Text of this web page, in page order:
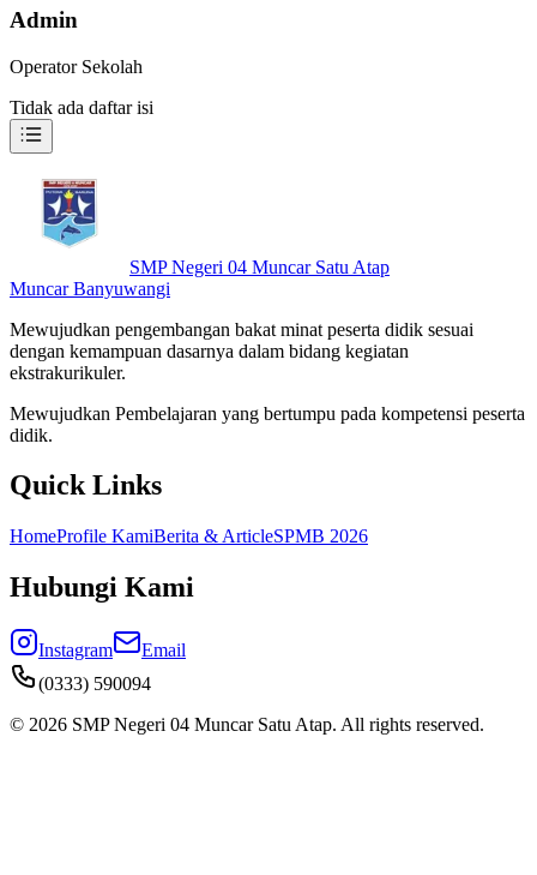
Admin
Operator Sekolah
Tidak ada daftar isi
SMP Negeri 04 Muncar Satu Atap
Muncar Banyuwangi
Mewujudkan pengembangan bakat minat peserta didik sesuai
dengan kemampuan dasarnya dalam bidang kegiatan
ekstrakurikuler.
Mewujudkan Pembelajaran yang bertumpu pada kompetensi peserta
didik.
Quick Links
HomeProfile KamiBerita & ArticleSPMB 2026
Hubungi Kami
Instagram
Email
(0333) 590094
© 2026 SMP Negeri 04 Muncar Satu Atap. All rights reserved.